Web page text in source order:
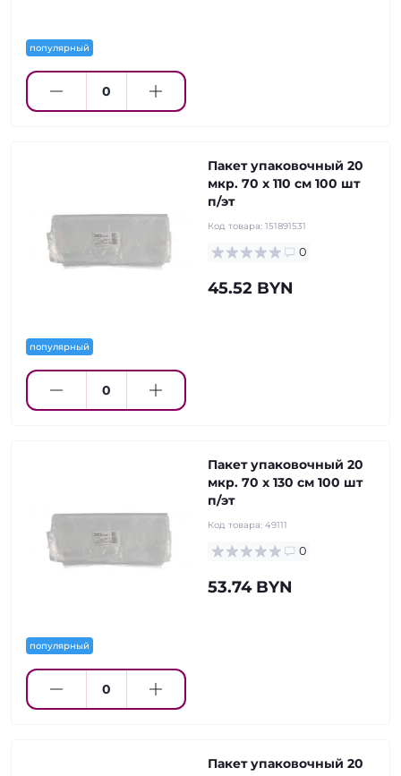
популярный
популярный
Пакет упаковочный 20
мкр. 70 х 110 см 100 шт
п/эт
Код товара: 151891531
0
45.52 BYN
популярный
Пакет упаковочный 20
мкр. 70 х 130 см 100 шт
п/эт
Код товара: 49111
0
53.74 BYN
Пакет упаковочный 20